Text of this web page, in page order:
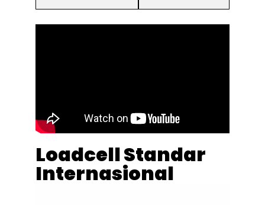
Loadcell Standar
Internasional